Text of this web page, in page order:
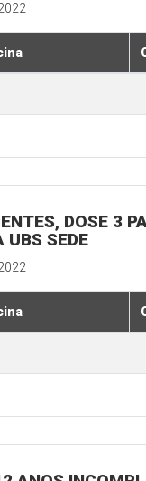
DOSE 3
UBS SEDE